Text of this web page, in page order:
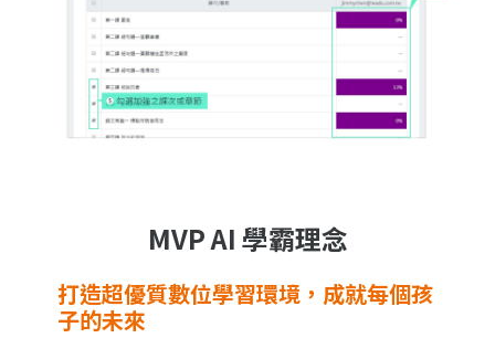
MVP AI 學霸理念
打造超優質數位學習環境，成就每個孩
子的未來